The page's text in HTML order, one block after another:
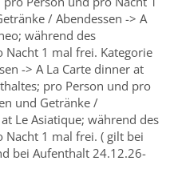
/ Abendessen -> A
während des
1 mal frei. Kategorie
-> A La Carte dinner at
pro Person und pro
und Getränke /
Le Asiatique; während des
1 mal frei. ( gilt bei
bei Aufenthalt 24.12.26-